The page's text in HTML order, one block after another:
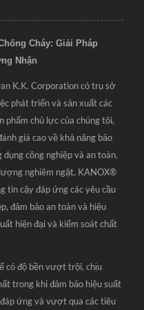
Cháy: Giải Pháp
Nhận
K.K. Corporation có trụ sở
phát triển và sản xuất các
phẩm chủ lực của chúng tôi,
giá cao về khả năng bảo
công nghiệp và an toàn.
nghiêm ngặt, KANOX®
tin cậy đáp ứng các yêu cầu
đảm bảo an toàn và hiệu
hiện đại và kiểm soát chất
có độ bền vượt trội, chịu
trong khi đảm bảo hiệu suất
ứng và vượt qua các tiêu